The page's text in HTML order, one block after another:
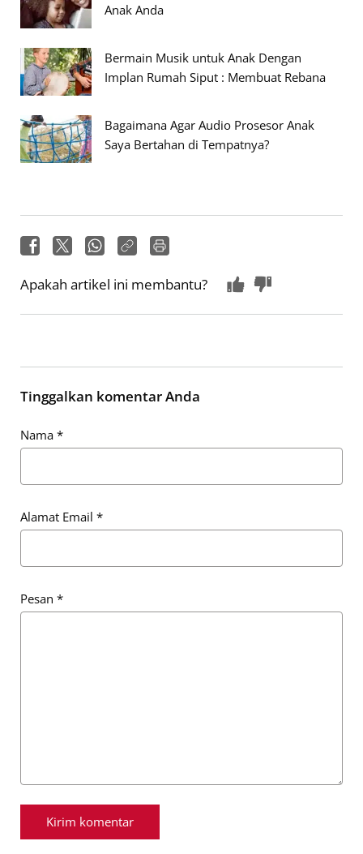
Anak Anda
Bermain Musik untuk Anak Dengan
Implan Rumah Siput : Membuat Rebana
Bagaimana Agar Audio Prosesor Anak
Saya Bertahan di Tempatnya?
Apakah artikel ini membantu?
Tinggalkan komentar Anda
Nama *
Alamat Email *
Pesan *